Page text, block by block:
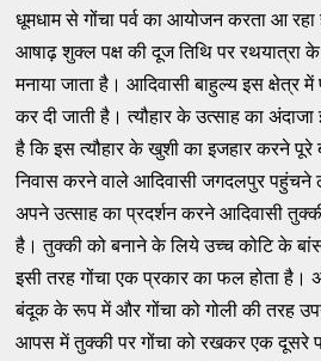
धूमधाम से गोंचा पर्व का आयोजन करता आ
आषाढ़ शुक्ल पक्ष की दूज तिथि पर रथयात्रा के
मनाया जाता है। आदिवासी बाहुल्य इस क्षेत्र में
कर दी जाती है। त्यौहार के उत्साह का
है कि इस त्यौहार के खुशी का इजहार करने पूरे
निवास करने वाले आदिवासी जगदलपुर पहुंचने
अपने उत्साह का प्रदर्शन करने आदिवासी
है। तुक्की को बनाने के लिये उच्च कोटि के बांस
इसी तरह गोंचा एक प्रकार का फल होता
बंदूक के रूप में और गोंचा को गोली की तरह
आपस में तुक्की पर गोंचा को रखकर एक दूसरे